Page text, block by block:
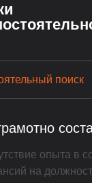
поиск
опыта в
на